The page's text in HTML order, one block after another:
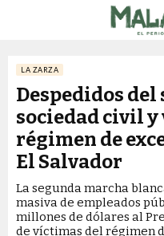
LA ZARZA
Despedidos
sociedad civil
régimen de
El Salvador
La segunda marcha
masiva de empleados
millones de dólares al
de víctimas del régimen